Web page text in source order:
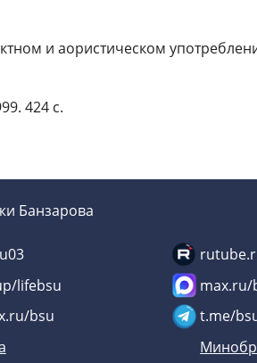
и аористическом
424 с.
Банзарова
lifebsu
max.ru/
bsu
t.me/